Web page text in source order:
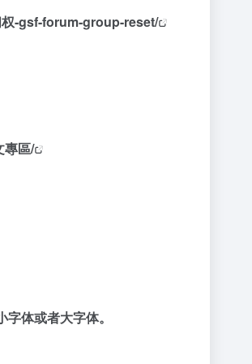
-gsf-forum-group-reset/
區/
体或者大字体。